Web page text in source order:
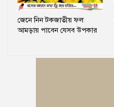
জেনে নিন টকজাতীয় ফল
আমড়ায় পাবেন যেসব উপকার